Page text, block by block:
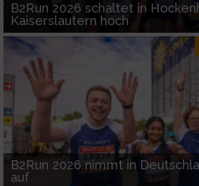
B2Run 2026 schaltet in
Kaiserslautern hoch
B2Run 2026 nimmt in
auf